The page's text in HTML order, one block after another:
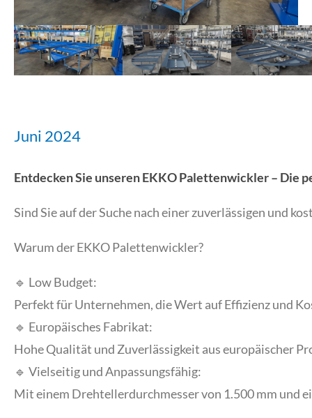
Juni 2024
Entdecken Sie unseren EKKO Palettenwickler – Die
Sind Sie auf der Suche nach einer zuverlässigen und
Warum der EKKO Palettenwickler?
🔹 Low Budget:
Perfekt für Unternehmen, die Wert auf Effizienz und
🔹 Europäisches Fabrikat:
Hohe Qualität und Zuverlässigkeit aus europäischer
🔹 Vielseitig und Anpassungsfähig:
Mit einem Drehtellerdurchmesser von 1.500 mm und